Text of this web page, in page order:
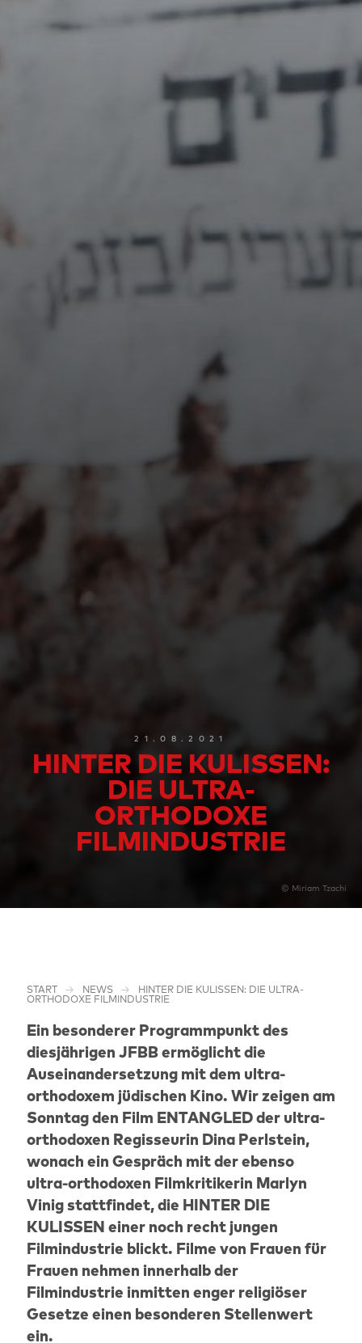
21.08.2021
HINTER DIE KULISSEN:
DIE ULTRA-
ORTHODOXE
FILMINDUSTRIE
© Miriam Tzachi
START NEWS
HINTER DIE KULISSEN: DIE ULTRA-
ORTHODOXE FILMINDUSTRIE
Ein besonderer Programmpunkt des
diesjährigen JFBB ermöglicht die
Auseinandersetzung mit dem ultra-
orthodoxem jüdischen Kino. Wir zeigen am
Sonntag den Film ENTANGLED der ultra-
orthodoxen Regisseurin Dina Perlstein,
wonach ein Gespräch mit der ebenso
ultra-orthodoxen Filmkritikerin Marlyn
Vinig stattfindet, die HINTER DIE
KULISSEN einer noch recht jungen
Filmindustrie blickt. Filme von Frauen für
Frauen nehmen innerhalb der
Filmindustrie inmitten enger religiöser
Gesetze einen besonderen Stellenwert
ein.